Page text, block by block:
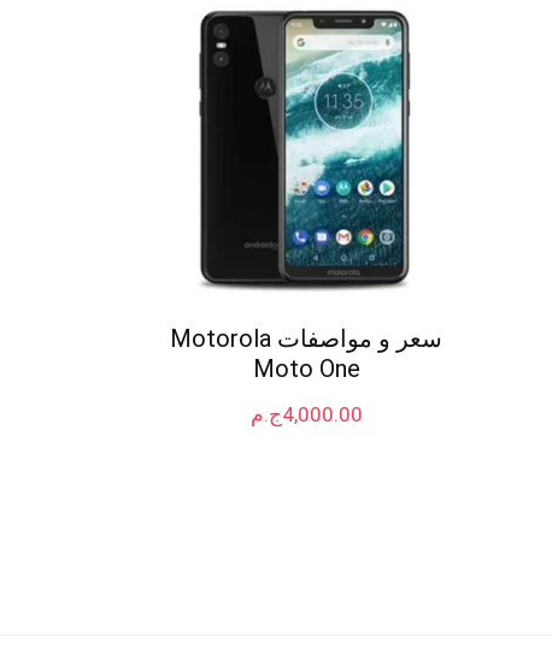
سعر و مواصفات Motorola
Moto One
ج.م4,000.00